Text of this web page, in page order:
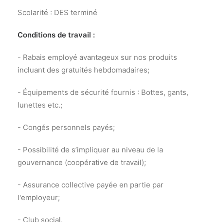
Scolarité : DES terminé
Conditions de travail :
- Rabais employé avantageux sur nos produits
incluant des gratuités hebdomadaires;
- Équipements de sécurité fournis : Bottes, gants,
lunettes etc.;
- Congés personnels payés;
- Possibilité de s’impliquer au niveau de la
gouvernance (coopérative de travail);
- Assurance collective payée en partie par
l'employeur;
- Club social.